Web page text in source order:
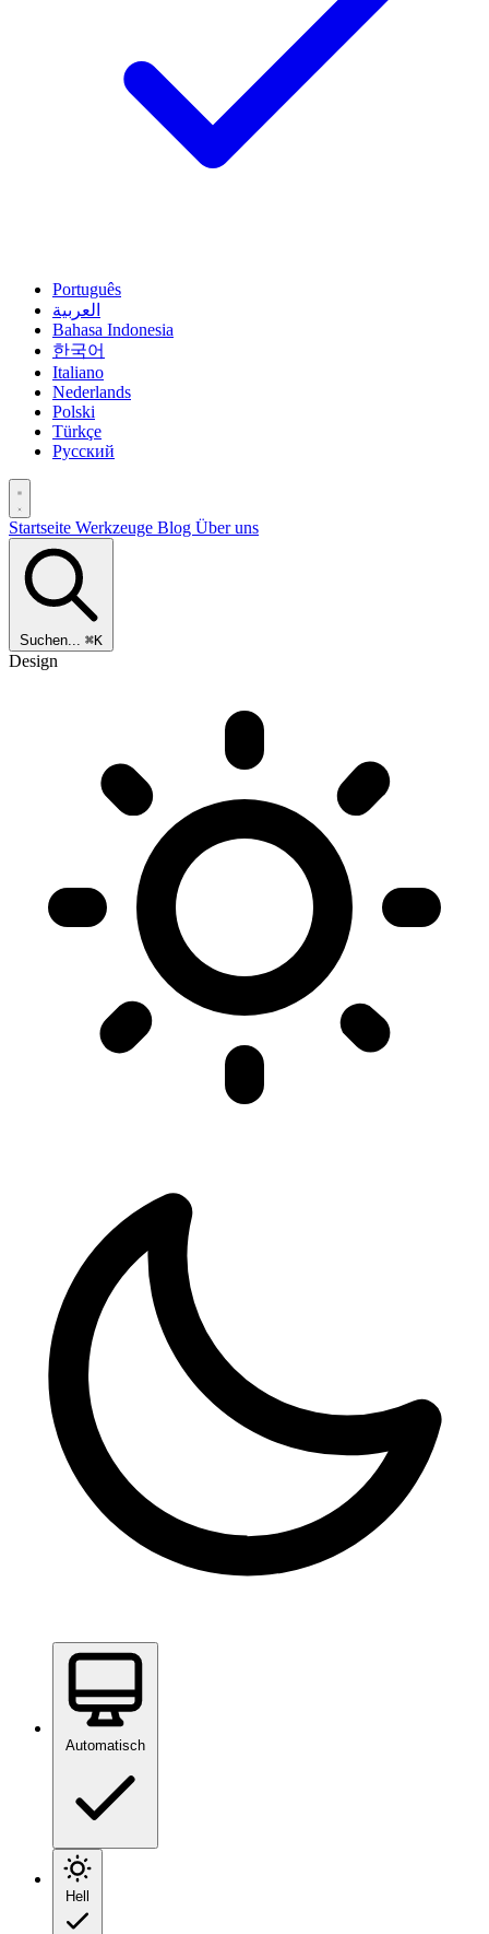
Português
العربية
Bahasa Indonesia
한국어
Italiano
Nederlands
Polski
Türkçe
Русский
Startseite Werkzeuge Blog Über uns
Suchen... ⌘K
Design
Automatisch
Hell